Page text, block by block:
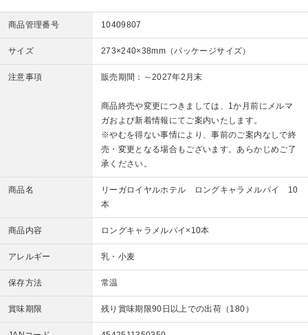
商品管理番号 10409807
サイズ 273×240×38mm（パッケージサイズ）
注意事項 販売期間：～2027年2月末
商品終売や変更につきましては、1か月前にメルマ
ガおよび新着情報にてご案内いたします。
※やむを得ない事情により、事前のご案内なしで終
売・変更となる場合もございます。あらかじめご了
承ください。
商品名
リーガロイヤルホテル ロングキャラメルパイ 10
本
商品内容 ロングキャラメルパイ×10本
アレルギー 乳・小麦
保存方法 常温
賞味期限 残り賞味期限90日以上での出荷（180）